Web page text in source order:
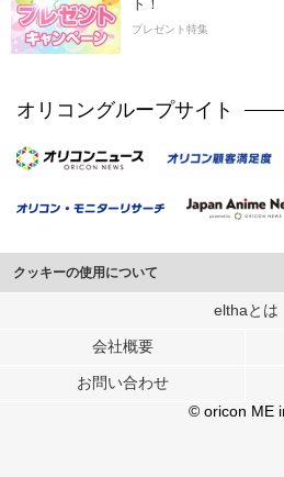
ト！
プレゼント特集
オリコングループサイト
クッキーの使用について
このサイトでは Cookie を使用して、ユーザ
行っています。
メディアや広告配信、データ解析の各パート
各パートナーは、この情報とユーザーが各パ
ユーザーが各パートナーのサービスを使用し
elthaとは
会社概要
お問い合わせ
© oricon ME